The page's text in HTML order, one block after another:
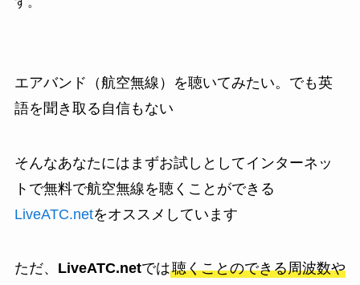
エアバンド（航空無線）を聴いてみたい。でも英
語を聞き取る自信もない
そんなあなたにはまずお試しとしてインターネッ
トで無料で航空無線を聴くことができる
LiveATC.netをオススメしています
ただ、 LiveATC.netでは聴くことのできる周波数や